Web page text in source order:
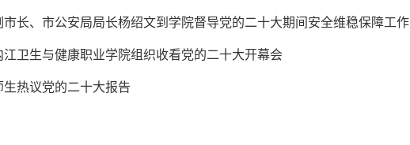
市长、市公安局局长杨绍文到学院督导党的二十大期间安全维稳保障工作
江卫生与健康职业学院组织收看党的二十大开幕会
生热议党的二十大报告